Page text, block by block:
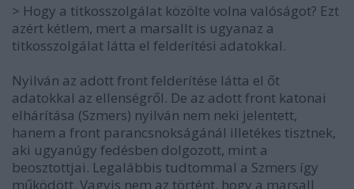
> Hogy a titkosszolgálat közölte volna valóságot? Ezt
azért kétlem, mert a marsallt is ugyanaz a
titkosszolgálat látta el felderítési adatokkal.
Nyilván az adott front felderítése látta el őt
adatokkal az ellenségről. De az adott front katonai
elhárítása (Szmers) nyilván nem neki jelentett,
hanem a front parancsnokságánál illetékes tisztnek,
aki ugyanúgy fedésben dolgozott, mint a
beosztottjai. Legalábbis tudtommal a Szmers így
működött. Vagyis nem az történt, hogy a marsall